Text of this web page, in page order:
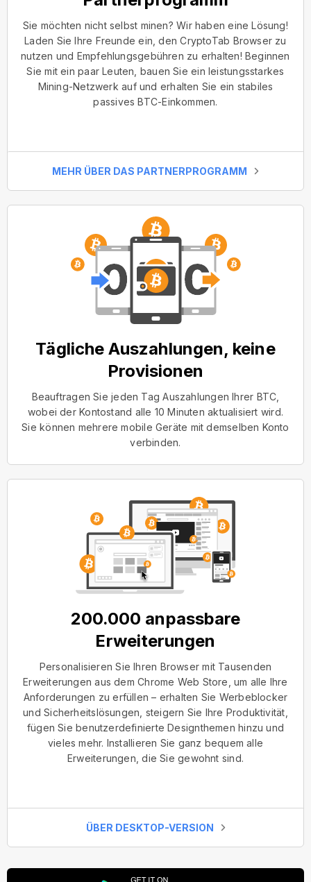
Sie möchten nicht selbst minen? Wir haben eine Lösung!
Laden Sie Ihre Freunde ein, den CryptoTab Browser zu
nutzen und Empfehlungsgebühren zu erhalten! Beginnen
Sie mit ein paar Leuten, bauen Sie ein leistungsstarkes
Mining-Netzwerk auf und erhalten Sie ein stabiles
passives BTC-Einkommen.
MEHR ÜBER DAS PARTNERPROGRAMM
Tägliche Auszahlungen, keine
Provisionen
Beauftragen Sie jeden Tag Auszahlungen Ihrer BTC,
wobei der Kontostand alle 10 Minuten aktualisiert wird.
Sie können mehrere mobile Geräte mit demselben Konto
verbinden.
200.000 anpassbare
Erweiterungen
Personalisieren Sie Ihren Browser mit Tausenden
Erweiterungen aus dem Chrome Web Store, um alle Ihre
Anforderungen zu erfüllen – erhalten Sie Werbeblocker
und Sicherheitslösungen, steigern Sie Ihre Produktivität,
fügen Sie benutzerdefinierte Designthemen hinzu und
vieles mehr. Installieren Sie ganz bequem alle
Erweiterungen, die Sie gewohnt sind.
ÜBER DESKTOP-VERSION